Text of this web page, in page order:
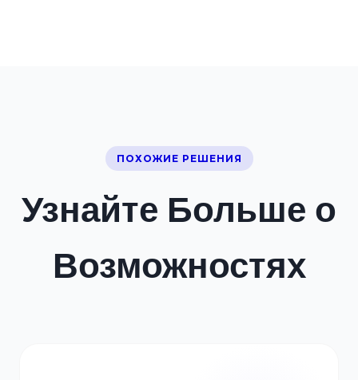
ПОХОЖИЕ РЕШЕНИЯ
Узнайте Больше о
Возможностях